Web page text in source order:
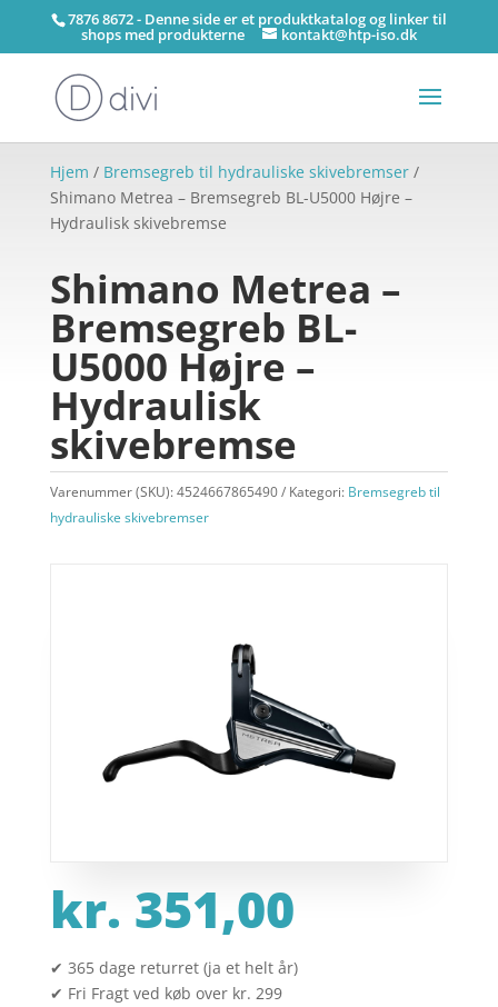
7876 8672 - Denne side er et produktkatalog og linker til
shops med produkterne kontakt@htp-iso.dk
Hjem / Bremsegreb til hydrauliske skivebremser/
Shimano Metrea – Bremsegreb BL-U5000 Højre –
Hydraulisk skivebremse
Shimano Metrea –
Bremsegreb BL-
U5000 Højre –
Hydraulisk
skivebremse
Varenummer (SKU):4524667865490 Kategori: Bremsegreb til
hydrauliske skivebremser
kr. 351,00
✔ 365 dage returret (ja et helt år)
✔ Fri Fragt ved køb over kr. 299